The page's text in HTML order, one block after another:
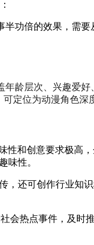
功倍的效果，需
龄层次、兴趣爱
定位为动漫角色
性和创意要求极高
味性。
，还可创作行业知
会热点事件，及时